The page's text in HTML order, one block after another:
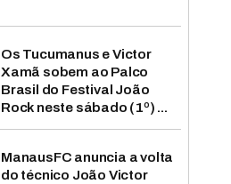
Os Tucumanus e Victor
Xamã sobem ao Palco
Brasil do Festival João
Rock neste sábado (1º) ...
ManausFC anuncia a volta
do técnico João Victor